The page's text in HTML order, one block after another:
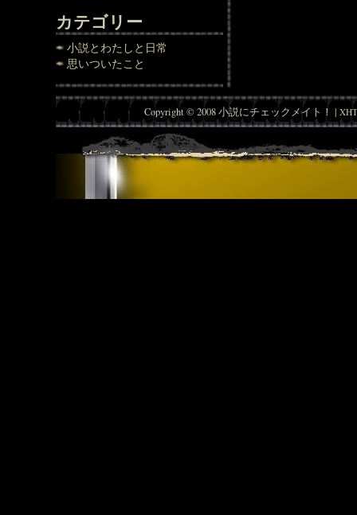
カテゴリー
小説とわたしと日常
思いついたこと
Copyright © 2008 小説にチェックメイト！ |